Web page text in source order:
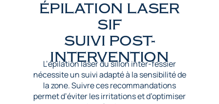
ÉPILATION LASER
SIF
SUIVI POST-
INTERVENTION
L’épilation laser du sillon inter-fessier
nécessite un suivi adapté à la sensibilité de
la zone. Suivre ces recommandations
permet d’éviter les irritations et d’optimiser